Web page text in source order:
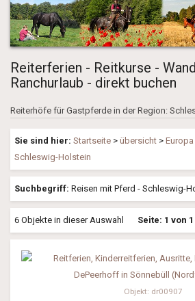
Reiterferien - Reitkurse -
Ranchurlaub - direkt buchen
Reiterhöfe für Gastpferde in der Region:
Sie sind hier: Startseite > übersicht > Europa
Schleswig-Holstein
Suchbegriff: Reisen mit Pferd - Schleswig-
6 Objekte in dieser Auswahl Seite: 1 von 1
Objekt: dr00907